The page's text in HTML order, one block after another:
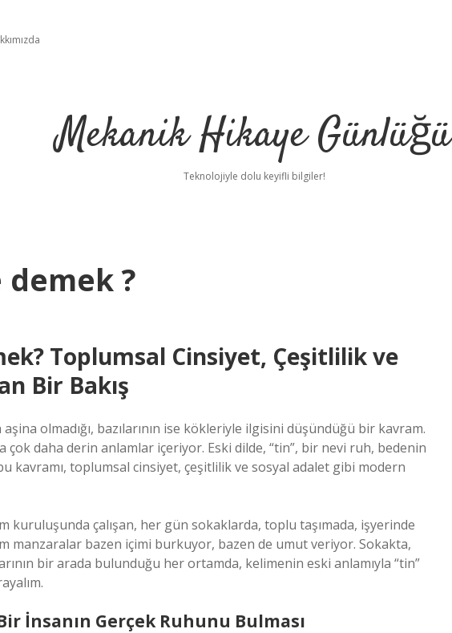
Mekanik Hikaye Günlüğü
Teknolojiyle dolu keyifli bilgiler!
?
Toplumsal Cinsiyet, Çeşitlilik ve
Bir Bakış
olmadığı, bazılarının ise kökleriyle ilgisini düşündüğü bir kavram.
daha derin anlamlar içeriyor. Eski dilde, “tin”, bir nevi ruh, bedenin
kavramı, toplumsal cinsiyet, çeşitlilik ve sosyal adalet gibi modern
kuruluşunda çalışan, her gün sokaklarda, toplu taşımada, işyerinde
manzaralar bazen içimi burkuyor, bazen de umut veriyor. Sokakta,
bir arada bulunduğu her ortamda, kelimenin eski anlamıyla “tin”
İnsanın Gerçek Ruhunu Bulması